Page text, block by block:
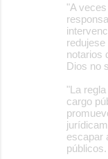
"A
notarios
Dios no
"La
cargo
escapar